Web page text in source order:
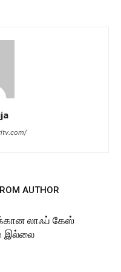
AUTHOR
லாஃப் கேஸ்
இல்லை